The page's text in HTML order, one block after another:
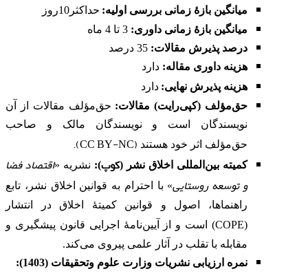
میانگین بازۀ زمانی بررسی اولیه: حداکثر10روز
میانگین بازۀ زمانی داوری: 3 تا 4 ماه
درصد پذیرش مقالات: 35 درصد
هزینه داوری مقاله: دارد
هزینه پذیرش نهایی: دارد
حق‌مؤلف (کپی‌رایت) مقالات: حق‌مؤلف مقالات از آن
نویسندگان است و نویسندگان مالک و صاحب
حق‌مؤلف اثر خود هستند (
CC BY-NC
).
کمیته بین‌المللی اخلاق نشر (کوپ): نشریه «اقتصاد فضا
و توسعه روستایی» با احترام به قوانین اخلاق نشر، تابع
راهنماها، اصول و قوانین کمیتۀ اخلاق در انتشار
(
COPE) است و از آیین‌نامۀ اجرایی قانون پیشگیری و
مقابله با تقلب در آثار علمی پیروی می‌کند.
نمره ارزیابی نشریات وزارت علوم وتحقیقات (1403):